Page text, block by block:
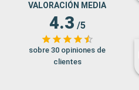
VALORACIÓN MEDIA
4.3 /5
sobre 30 opiniones de
clientes